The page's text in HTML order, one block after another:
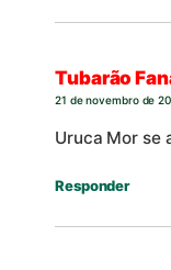
Tubarão
21 de novembro de
Uruca Mor se
Responder